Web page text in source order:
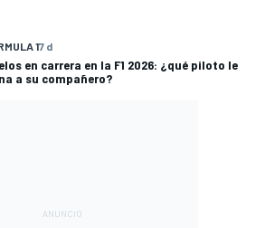
17 d
en carrera en la F1 2026: ¿qué piloto le
a su compañero?